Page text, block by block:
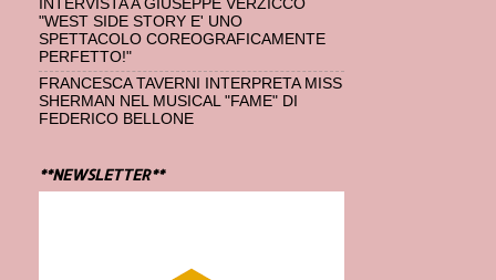
INTERVISTA A GIUSEPPE VERZICCO
"WEST SIDE STORY E' UNO
SPETTACOLO COREOGRAFICAMENTE
PERFETTO!"
FRANCESCA TAVERNI INTERPRETA MISS
SHERMAN NEL MUSICAL "FAME" DI
FEDERICO BELLONE
**NEWSLETTER**